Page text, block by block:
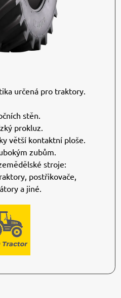
určená pro traktory.
stěn.
prokluz.
větší kontaktní ploše.
zubům.
stroje:
postřikovače,
a jiné.